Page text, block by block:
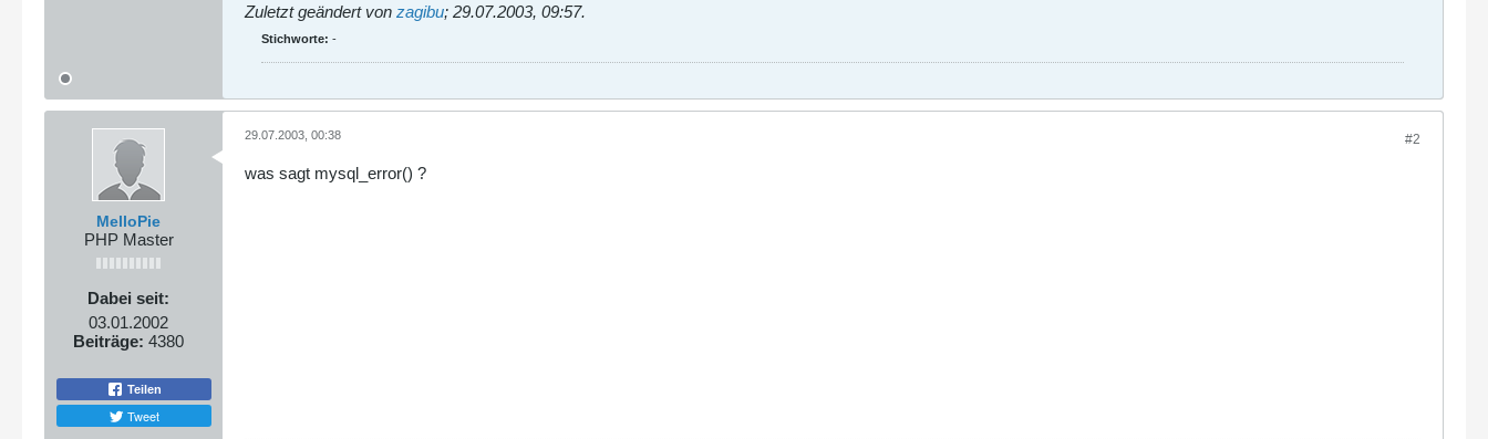
		print 'invalid login';
	}
Zuletzt geändert von zagibu; 29.07.2003, 09:57.
Stichworte: -
MelloPie
PHP Master
Dabei seit:
03.01.2002
Beiträge: 4380
Teilen
Tweet
#2
29.07.2003, 00:38
was sagt mysql_error() ?